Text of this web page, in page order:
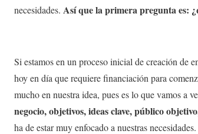
necesidades. Así que la primera pregunta es:
Si estamos en un proceso inicial de creación de
hoy en día que requiere financiación para
mucho en nuestra idea, pues es lo que vamos a
negocio, objetivos, ideas clave, público
ha de estar muy enfocado a nuestras